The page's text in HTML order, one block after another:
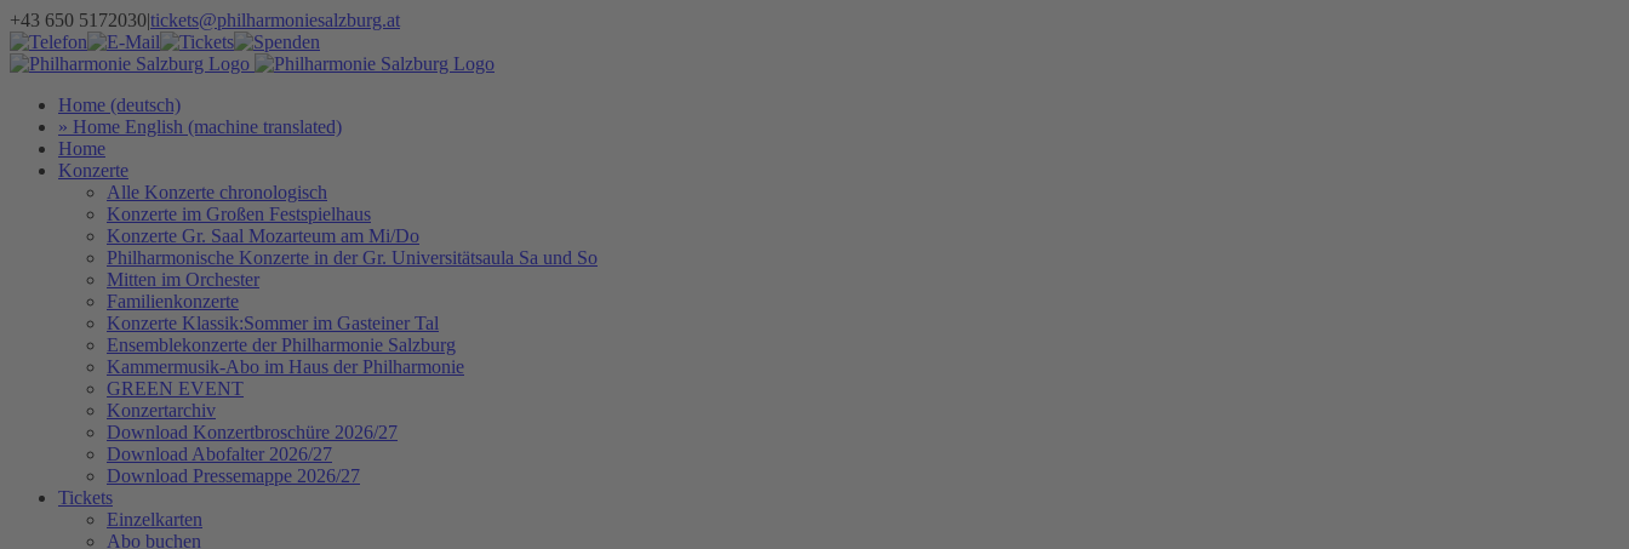
Zum
Inhalt
springen
+43 650 5172030|tickets@philharmoniesalzburg.at
Facebook
YouTube
Instagram
Telefon
E-
Mail
Tickets Spenden
Home (deutsch)
» Home English (machine translated)
Home
Konzerte
Alle Konzerte chronologisch
Konzerte im Großen Festspielhaus
Konzerte Gr. Saal Mozarteum am Mi/Do
Philharmonische Konzerte in der Gr. Universitätsaula Sa und So
Mitten im Orchester
Familienkonzerte
Konzerte Klassik:Sommer im Gasteiner Tal
Ensemblekonzerte der Philharmonie Salzburg
Kammermusik-Abo im Haus der Philharmonie
GREEN EVENT
Konzertarchiv
Download Konzertbroschüre 2026/27
Download Abofalter 2026/27
Download Pressemappe 2026/27
Tickets
Einzelkarten
Abo buchen